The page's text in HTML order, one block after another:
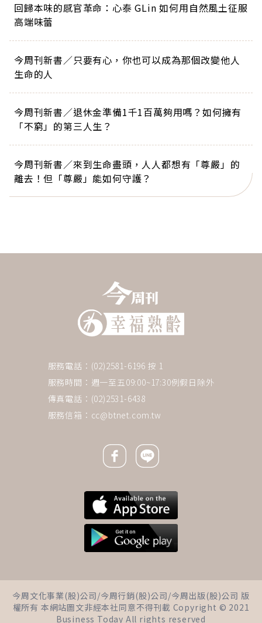
40歲後，更有魅力！真正的成
熟，是自由獨立、穩重自信，活
出美麗新姿態
回歸本味的感官革命：心泰 GLin 如何用自然風土征服
高端味蕾
今周刊新書／只要有心，你也可以成為那個改變他人
生命的人
今周刊新書／退休金準備1千1百萬夠用嗎？如何擁有
「不窮」的第三人生？
今周刊新書／來到生命盡頭，人人都想有「尊嚴」的
離去！但「尊嚴」能如何守護？
服務電話：(02)2581-6196 按 1
服務時間：週一至五09:00~17:30例假日除外
傳真電話：(02)2531-6438
服務信箱： cc@btnet.com.tw
Facebook icon
Line icon
今周文化事業(股)公司/今周行銷(股)公司/今周出版(股)公司 版
權所有 本網站圖文非經本社同意不得刊載 Copyright © 2021
Business Today All rights reserved